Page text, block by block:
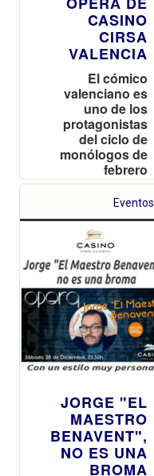
CASINO
CIRSA
VALENCIA
El cómico
valenciano es
uno de los
protagonistas
del ciclo de
monólogos de
febrero
Eventos
JORGE "EL
MAESTRO
BENAVENT",
NO ES UNA
BROMA